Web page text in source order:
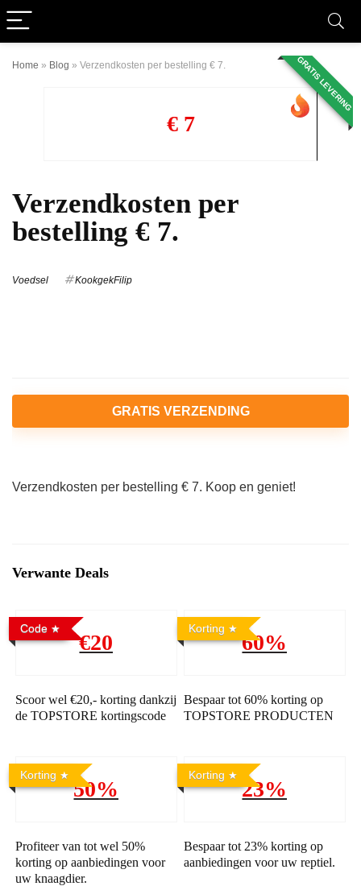
Home » Blog » Verzendkosten per bestelling € 7. GRATIS LEVERING
€ 7
Verzendkosten per
bestelling € 7.
Voedsel KookgekFilip
GRATIS VERZENDING
Verzendkosten per bestelling € 7. Koop en geniet!
Verwante Deals
Code
€20
Scoor wel €20,- korting dankzij
de TOPSTORE kortingscode
Korting
60%
Bespaar tot 60% korting op
TOPSTORE PRODUCTEN
Korting
50%
Profiteer van tot wel 50%
korting op aanbiedingen voor
uw knaagdier.
Korting
23%
Bespaar tot 23% korting op
aanbiedingen voor uw reptiel.